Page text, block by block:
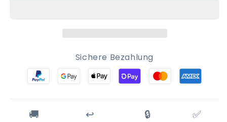
GeschenkideeGeschenkidee
mlSichere Bezahlung
🚚 ↩️ 🔒 ✅